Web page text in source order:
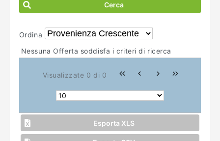
Cerca
Ordina
Nessuna Offerta soddisfa i criteri di ricerca
Visualizzate 0 di 0
Esporta XLS